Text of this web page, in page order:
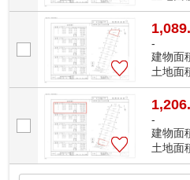
-
建物面
土地面
-
建物面
土地面